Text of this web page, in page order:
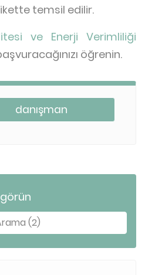
temsil edilir.
ve Enerji Verimliliği
öğrenin.
danışman
(2)